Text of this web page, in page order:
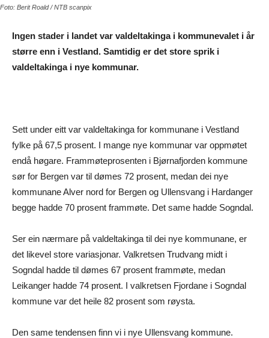
Foto: Berit Roald / NTB scanpix
Ingen stader i landet var valdeltakinga i kommunevalet i år
større enn i Vestland. Samtidig er det store sprik i
valdeltakinga i nye kommunar.
Sett under eitt var valdeltakinga for kommunane i Vestland
fylke på 67,5 prosent. I mange nye kommunar var oppmøtet
endå høgare. Frammøteprosenten i Bjørnafjorden kommune
sør for Bergen var til dømes 72 prosent, medan dei nye
kommunane Alver nord for Bergen og Ullensvang i Hardanger
begge hadde 70 prosent frammøte. Det same hadde Sogndal.
Ser ein nærmare på valdeltakinga til dei nye kommunane, er
det likevel store variasjonar. Valkretsen Trudvang midt i
Sogndal hadde til dømes 67 prosent frammøte, medan
Leikanger hadde 74 prosent. I valkretsen Fjordane i Sogndal
kommune var det heile 82 prosent som røysta.
Den same tendensen finn vi i nye Ullensvang kommune.